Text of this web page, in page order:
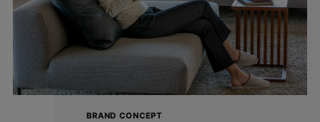
BRAND CONCEPT